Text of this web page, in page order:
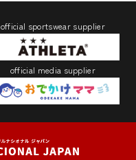
official sportswear supplier
official media supplier